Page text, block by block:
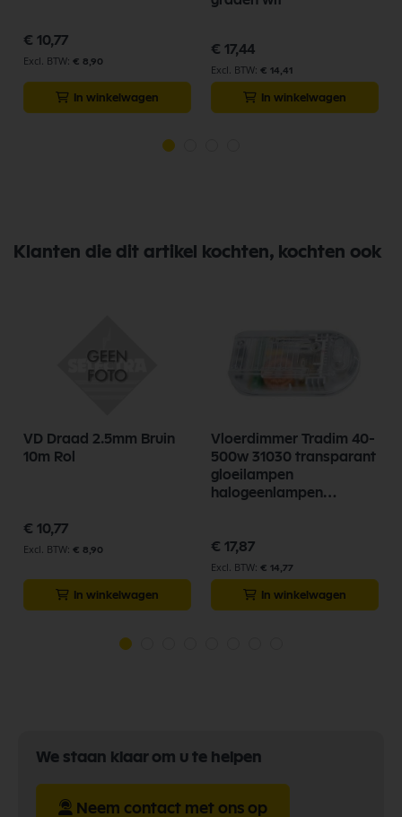
€ 10,77
€ 8,90
In winkelwagen
€ 17,44
€ 14,41
In winkelwagen
Klanten die dit artikel kochten, kochten ook
VD Draad 2.5mm Bruin
10m Rol
€ 10,77
€ 8,90
In winkelwagen
Vloerdimmer Tradim 40-
500w 31030 transparant
gloeilampen
halogeenlampen
€ 17,87
€ 14,77
In winkelwagen
We staan klaar om u te helpen
Neem contact met ons op